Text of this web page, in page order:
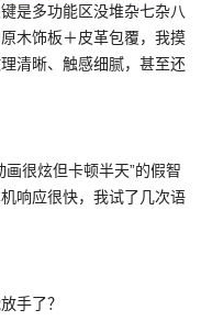
是多功能区没堆杂七杂八
木饰板＋皮革包覆，我摸
清晰、触感细腻，甚至还
很炫但卡顿半天”的假智
响应很快，我试了几次语
手了？